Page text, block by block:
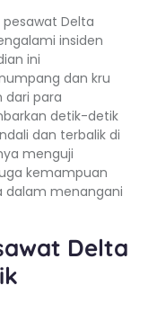
Delta
insiden
ini
dan kru
para
detik-detik
dan terbalik di
menguji
kemampuan
dalam menangani
Delta